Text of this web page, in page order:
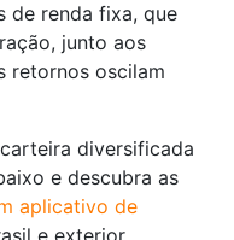
de renda fixa, que
junto aos
retornos oscilam
diversificada
e descubra as
aplicativo de
e exterior.